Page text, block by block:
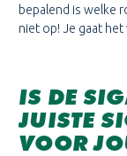
bepalend is welke
niet op! Je gaat
IS DE
JUISTE
VOOR